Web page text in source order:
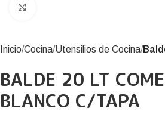
Inicio Cocina Utensilios de Cocina
BALDE 20 LT
BLANCO C/TAPA